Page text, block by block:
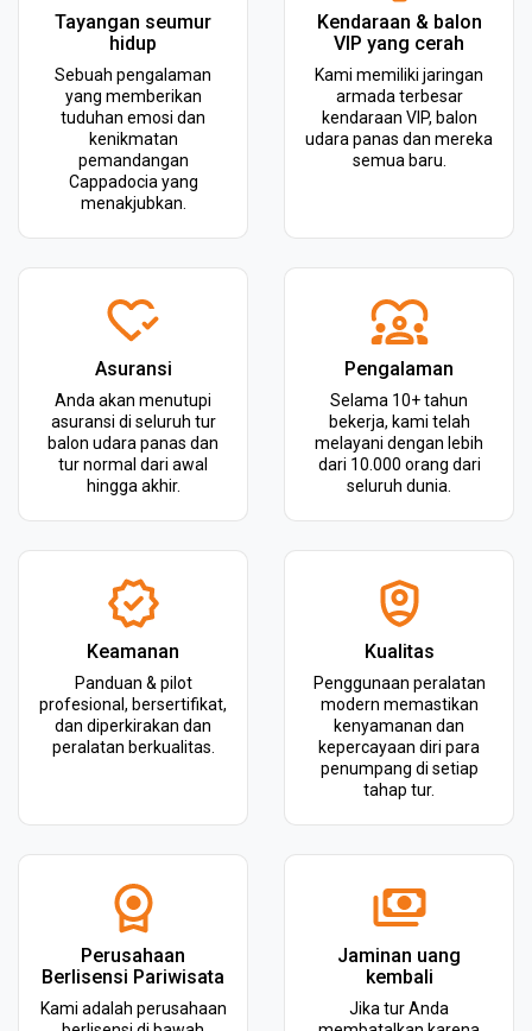
Tayangan seumur
hidup
Sebuah pengalaman
yang memberikan
tuduhan emosi dan
kenikmatan
pemandangan
Cappadocia yang
menakjubkan.
Kendaraan & balon
VIP yang cerah
Kami memiliki jaringan
armada terbesar
kendaraan VIP, balon
udara panas dan mereka
semua baru.
Asuransi
Anda akan menutupi
asuransi di seluruh tur
balon udara panas dan
tur normal dari awal
hingga akhir.
Pengalaman
Selama 10+ tahun
bekerja, kami telah
melayani dengan lebih
dari 10.000 orang dari
seluruh dunia.
Keamanan
Panduan & pilot
profesional, bersertifikat,
dan diperkirakan dan
peralatan berkualitas.
Kualitas
Penggunaan peralatan
modern memastikan
kenyamanan dan
kepercayaan diri para
penumpang di setiap
tahap tur.
Perusahaan
Berlisensi Pariwisata
Kami adalah perusahaan
Jaminan uang
kembali
Jika tur Anda